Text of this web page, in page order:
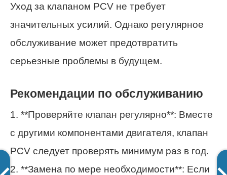
Уход за клапаном PCV не требует
значительных усилий. Однако регулярное
обслуживание может предотвратить
серьезные проблемы в будущем.
Рекомендации по обслуживанию
1. **Проверяйте клапан регулярно**: Вместе
с другими компонентами двигателя, клапан
PCV следует проверять минимум раз в год.
2. **Замена по мере необходимости**: Если